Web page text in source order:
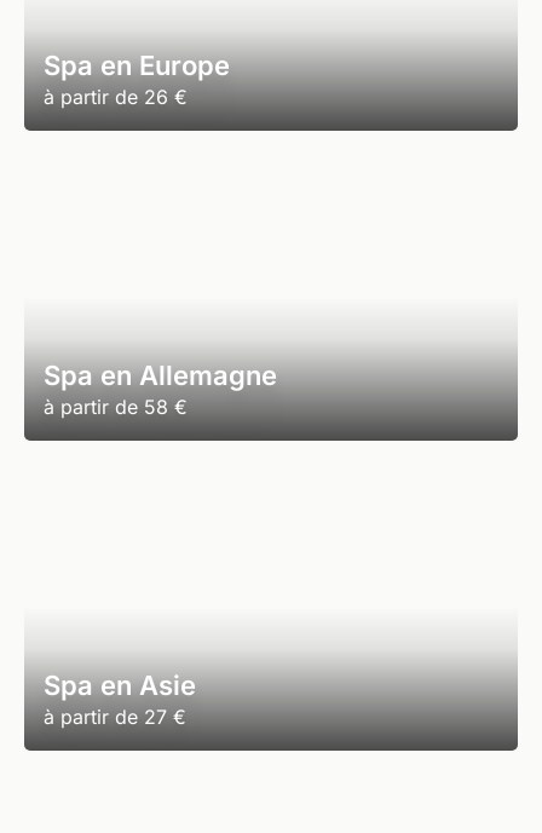
Spa en Europe
à partir de 26 €
Spa en Allemagne
à partir de 58 €
Spa en Asie
à partir de 27 €